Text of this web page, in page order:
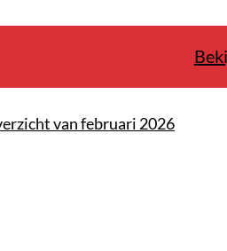
van februari 2026